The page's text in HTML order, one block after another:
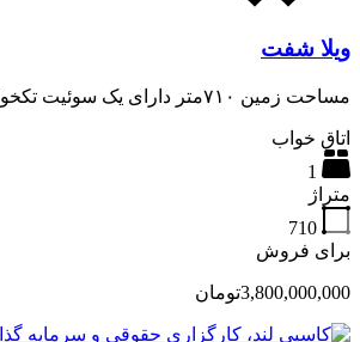
ویلا شفت
مساحت زمین ۷۱۰متر دارای یک سوئیت تکخواب نوساز با تمامی…
اتاق خواب
1
متراژ
710
برای فروش
3,800,000,000تومان